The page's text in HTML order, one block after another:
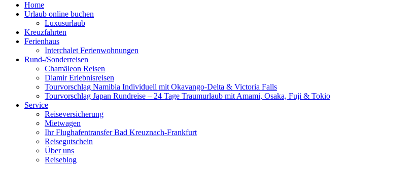
Home
Urlaub online buchen
Luxusurlaub
Kreuzfahrten
Ferienhaus
Interchalet Ferienwohnungen
Rund-/Sonderreisen
Chamäleon Reisen
Diamir Erlebnisreisen
Tourvorschlag Namibia Individuell mit Okavango-Delta & Victoria Falls
Tourvorschlag Japan Rundreise – 24 Tage Traumurlaub mit Amami, Osaka, Fuji & Tokio
Service
Reiseversicherung
Mietwagen
Ihr Flughafentransfer Bad Kreuznach-Frankfurt
Reisegutschein
Über uns
Reiseblog